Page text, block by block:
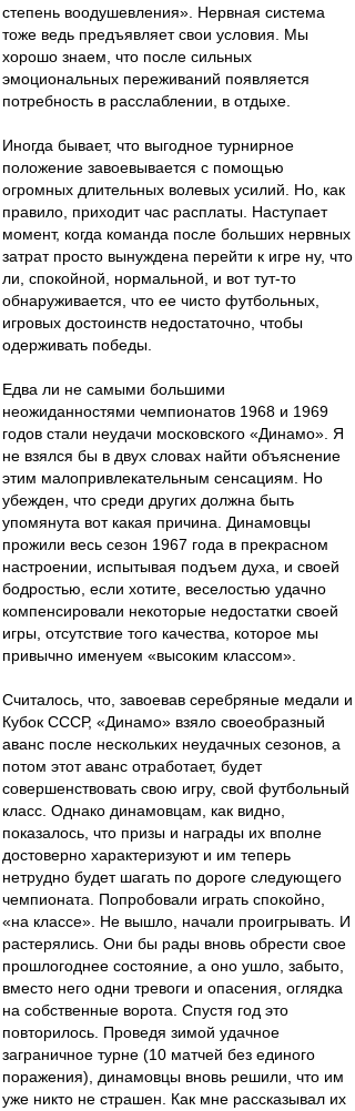
степень воодушевления». Нервная система
тоже ведь предъявляет свои условия. Мы
хорошо знаем, что после сильных
эмоциональных переживаний появляется
потребность в расслаблении, в отдыхе.
Иногда бывает, что выгодное турнирное
положение завоевывается с помощью
огромных длительных волевых усилий. Но, как
правило, приходит час расплаты. Наступает
момент, когда команда после больших нервных
затрат просто вынуждена перейти к игре ну, что
ли, спокойной, нормальной, и вот тут-то
обнаруживается, что ее чисто футбольных,
игровых достоинств недостаточно, чтобы
одерживать победы.
Едва ли не самыми большими
неожиданностями чемпионатов 1968 и 1969
годов стали неудачи московского «Динамо». Я
не взялся бы в двух словах найти объяснение
этим малопривлекательным сенсациям. Но
убежден, что среди других должна быть
упомянута вот какая причина. Динамовцы
прожили весь сезон 1967 года в прекрасном
настроении, испытывая подъем духа, и своей
бодростью, если хотите, веселостью удачно
компенсировали некоторые недостатки своей
игры, отсутствие того качества, которое мы
привычно именуем «высоким классом».
Считалось, что, завоевав серебряные медали и
Кубок СССР, «Динамо» взяло своеобразный
аванс после нескольких неудачных сезонов, а
потом этот аванс отработает, будет
совершенствовать свою игру, свой футбольный
класс. Однако динамовцам, как видно,
показалось, что призы и награды их вполне
достоверно характеризуют и им теперь
нетрудно будет шагать по дороге следующего
чемпионата. Попробовали играть спокойно,
«на классе». Не вышло, начали проигрывать. И
растерялись. Они бы рады вновь обрести свое
прошлогоднее состояние, а оно ушло, забыто,
вместо него одни тревоги и опасения, оглядка
на собственные ворота. Спустя год это
повторилось. Проведя зимой удачное
заграничное турне (10 матчей без единого
поражения), динамовцы вновь решили, что им
уже никто не страшен. Как мне рассказывал их